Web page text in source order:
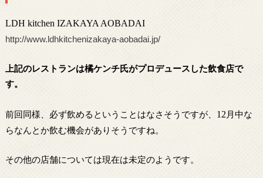
LDH kitchen IZAKAYA AOBADAI
http://www.ldhkitchenizakaya-aobadai.jp/
上記のレストランは橘ケンチ氏がプロデュースした飲食店で
す。
前回同様、必ず飲めるということはなさそうですが、 12 月中な
らなんとか飲む機会がありそうですね。
その他の店舗については現在は未定のようです。